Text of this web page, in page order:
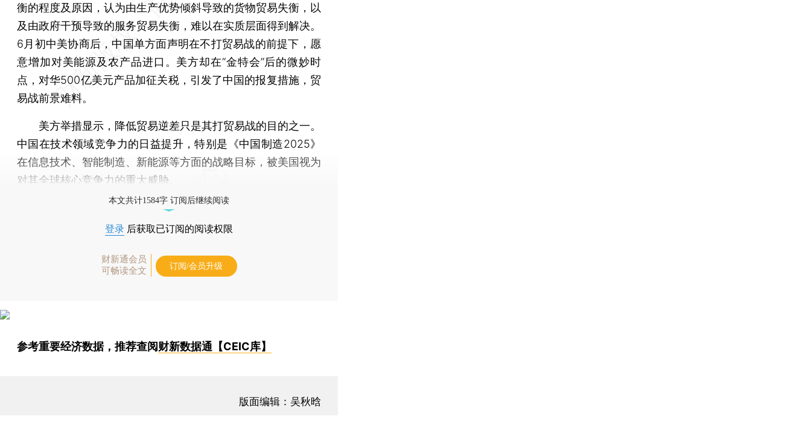
衡的程度及原因，认为由生产优势倾斜导致的货物贸易失衡，以
及由政府干预导致的服务贸易失衡，难以在实质层面得到解决。
6月初中美协商后，中国单方面声明在不打贸易战的前提下，愿
意增加对美能源及农产品进口。美方却在“金特会”后的微妙时
点，对华500亿美元产品加征关税，引发了中国的报复措施，贸
易战前景难料。
美方举措显示，降低贸易逆差只是其打贸易战的目的之一。
中国在技术领域竞争力的日益提升，特别是《中国制造2025》
在信息技术、智能制造、新能源等方面的战略目标，被美国视为
对其全球核心竞争力的重大威胁。
本文共计1584字 订阅后继续阅读
登录 后获取已订阅的阅读权限
财新通会员
可畅读全文
订阅/会员升级
参考重要经济数据，推荐查阅财新数据通【CEIC库】
版面编辑：吴秋晗